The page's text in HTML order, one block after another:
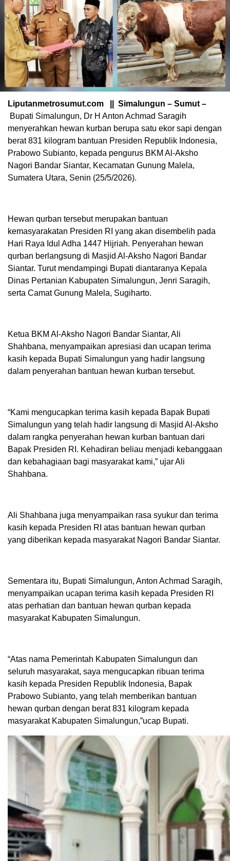
Liputanmetrosumut.com || Simalungun – Sumut –
Bupati Simalungun, Dr H Anton Achmad Saragih
menyerahkan hewan kurban berupa satu ekor sapi dengan
berat 831 kilogram bantuan Presiden Republik Indonesia,
Prabowo Subianto, kepada pengurus BKM Al-Aksho
Nagori Bandar Siantar, Kecamatan Gunung Malela,
Sumatera Utara, Senin (25/5/2026).
Hewan qurban tersebut merupakan bantuan
kemasyarakatan Presiden RI yang akan disembelih pada
Hari Raya Idul Adha 1447 Hijriah. Penyerahan hewan
qurban berlangsung di Masjid Al-Aksho Nagori Bandar
Siantar. Turut mendampingi Bupati diantaranya Kepala
Dinas Pertanian Kabupaten Simalungun, Jenri Saragih,
serta Camat Gunung Malela, Sugiharto.
Ketua BKM Al-Aksho Nagori Bandar Siantar, Ali
Shahbana, menyampaikan apresiasi dan ucapan terima
kasih kepada Bupati Simalungun yang hadir langsung
dalam penyerahan bantuan hewan kurban tersebut.
“Kami mengucapkan terima kasih kepada Bapak Bupati
Simalungun yang telah hadir langsung di Masjid Al-Aksho
dalam rangka penyerahan hewan kurban bantuan dari
Bapak Presiden RI. Kehadiran beliau menjadi kebanggaan
dan kebahagiaan bagi masyarakat kami,” ujar Ali
Shahbana.
Ali Shahbana juga menyampaikan rasa syukur dan terima
kasih kepada Presiden RI atas bantuan hewan qurban
yang diberikan kepada masyarakat Nagori Bandar Siantar.
Sementara itu, Bupati Simalungun, Anton Achmad Saragih,
menyampaikan ucapan terima kasih kepada Presiden RI
atas perhatian dan bantuan hewan qurban kepada
masyarakat Kabupaten Simalungun.
“Atas nama Pemerintah Kabupaten Simalungun dan
seluruh masyarakat, saya mengucapkan ribuan terima
kasih kepada Presiden Republik Indonesia, Bapak
Prabowo Subianto, yang telah memberikan bantuan
hewan qurban dengan berat 831 kilogram kepada
masyarakat Kabupaten Simalungun,”ucap Bupati.